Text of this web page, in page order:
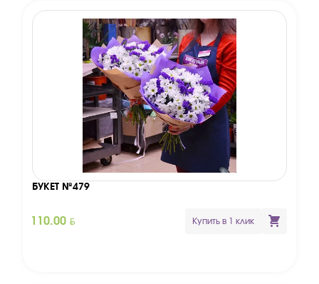
БУКЕТ №479
110.00 BYN Купить в 1 клик